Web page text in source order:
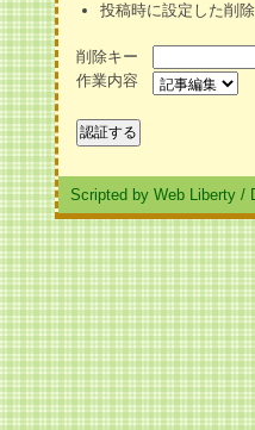
投稿時に設定した削
削除キー
作業内容
Scripted by Web Liberty /